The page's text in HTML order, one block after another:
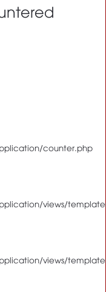
counter.php
views/
views/